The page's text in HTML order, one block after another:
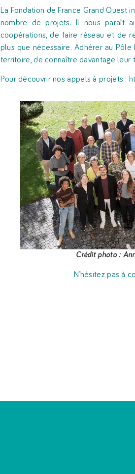
La Fondation de France Grand Ouest
nombre de projets. Il nous paraît
coopérations, de faire réseau et de
plus que nécessaire. Adhérer au Pôle
territoire, de connaître davantage leur
Pour découvrir nos appels à projets
Crédit photo :
N’hésitez pas à